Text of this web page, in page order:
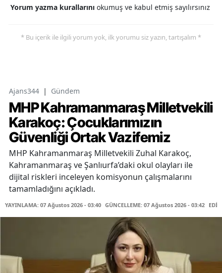
Yorum yazma kurallarını okumuş ve kabul etmiş sayılırsınız
* Bu içerik ile ilgili yorum yok, ilk yorumu siz yazın, tartışalım *
Ajans344 | Gündem
MHP Kahramanmaraş Milletvekili
Karakoç: Çocuklarımızın
Güvenliği Ortak Vazifemiz
MHP Kahramanmaraş Milletvekili Zuhal Karakoç,
Kahramanmaraş ve Şanlıurfa’daki okul olayları ile
dijital riskleri inceleyen komisyonun çalışmalarını
tamamladığını açıkladı.
YAYINLAMA: 07 Ağustos 2026 - 03:40 GÜNCELLEME: 07 Ağustos 2026 - 03:42